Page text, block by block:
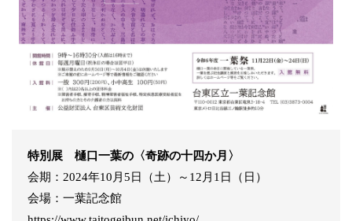
特別展 樋口一葉の〈奇跡の十四か月〉
会期：2024年10月5日（土）～12月1日（日）
会場：一葉記念館